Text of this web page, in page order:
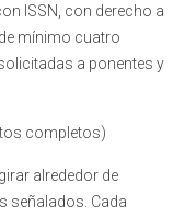
ISSN, con derecho a
mínimo cuatro
a ponentes y
completos)
alrededor de
señalados. Cada